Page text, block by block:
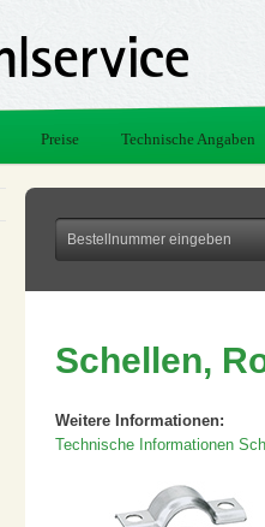
Preise Technische Angaben
Schellen,
Weitere Informationen:
Technische Informationen